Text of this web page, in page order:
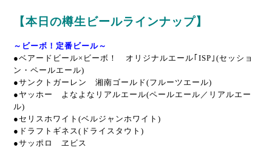
【本日の樽生ビールラインナップ】
～ビーボ！定番ビール～
●ベアードビール×ビーボ！ オリジナルエール｢ISP｣(セッショ
ン・ペールエール)
●サンクトガーレン 湘南ゴールド(フルーツエール)
●ヤッホー よなよなリアルエール(ペールエール／リアルエー
ル)
●セリスホワイト(ベルジャンホワイト)
●ドラフトギネス(ドライスタウト)
●サッポロ ヱビス